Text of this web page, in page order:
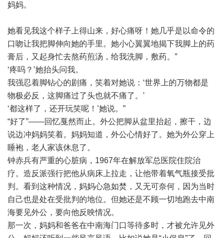
妈妈。
她看见我这个样子上得山来，好心痛呀！她几乎是以命令的
口吻让我把脚伸向她的手里。她小心翼翼地揭下我脚上的药
膏后，又起身忙去熬药煎汤，给我洗脚，敷药。”
‘疼吗？’她抬头问我。
我强忍着脚钻心的剧痛，笑着对她说：‘世界上的万物都是
物极必反，这脚痛过了头也就不痛了。’
‘都这样了，还开玩笑呢！’她说。”
“好了”——回忆戛然而止。外公把脚从盆里抬起，擦干，边
说边冲妈妈笑着。妈妈知道，外公心情好了。她为外公穿上
睡袍，老人家该休息了。
钟赤兵有严重的心脏病，1967年在解放军总医院住院治
疗。造反派强行把他从病床上拉走，让他带着氧气瓶接受批
判。看到这种情况，妈妈心急如焚，又无可奈何，因为当时
自己也是处在受批判的地位。但她还是不顾一切地跑去中南
海要见外公，要向他反映情况。
那一次，妈妈和爸爸在中南海门口等待多时，才被允许见外